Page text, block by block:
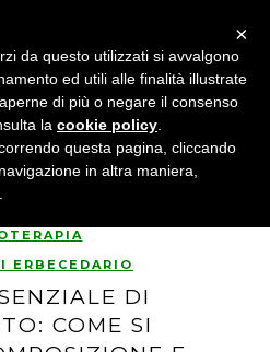
ERBECEDARIO
DI
COME SI
×
da questo utilizzati si avvalgono
ed utili alle finalità illustrate
di più o negare il consenso
la cookie policy
questa pagina, cliccando
in altra maniera,